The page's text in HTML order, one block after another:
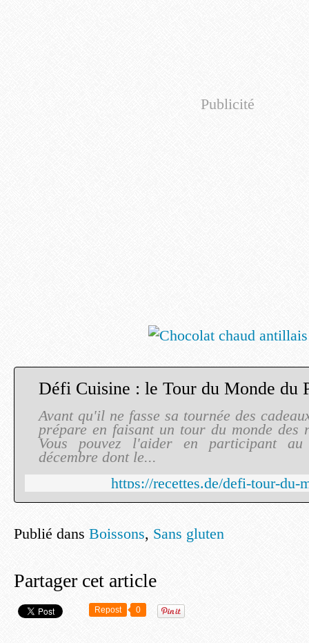
Publicité
Défi Cuisine : le Tour du Monde du
Avant qu'il ne fasse sa tournée des
prépare en faisant un tour du monde des
Vous pouvez l'aider en participant
décembre dont le...
https://recettes.de/defi-tour-du-
Publié dans Boissons, Sans gluten
Partager cet article
Repost 0